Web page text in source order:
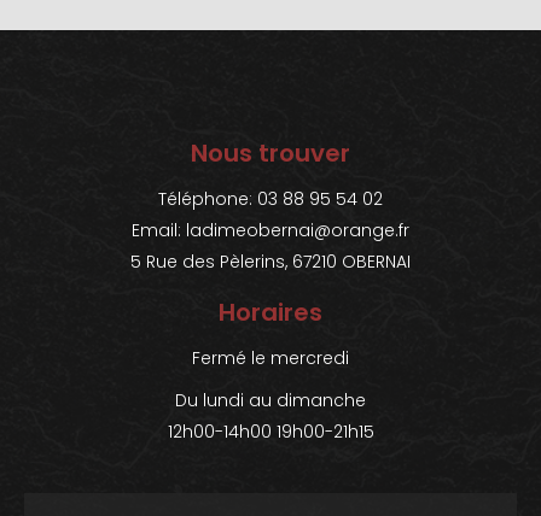
Nous trouver
Téléphone: 03 88 95 54 02
Email: ladimeobernai@orange.fr
5 Rue des Pèlerins, 67210 OBERNAI
Horaires
Fermé le mercredi
Du lundi au dimanche
12h00-14h00 19h00-21h15